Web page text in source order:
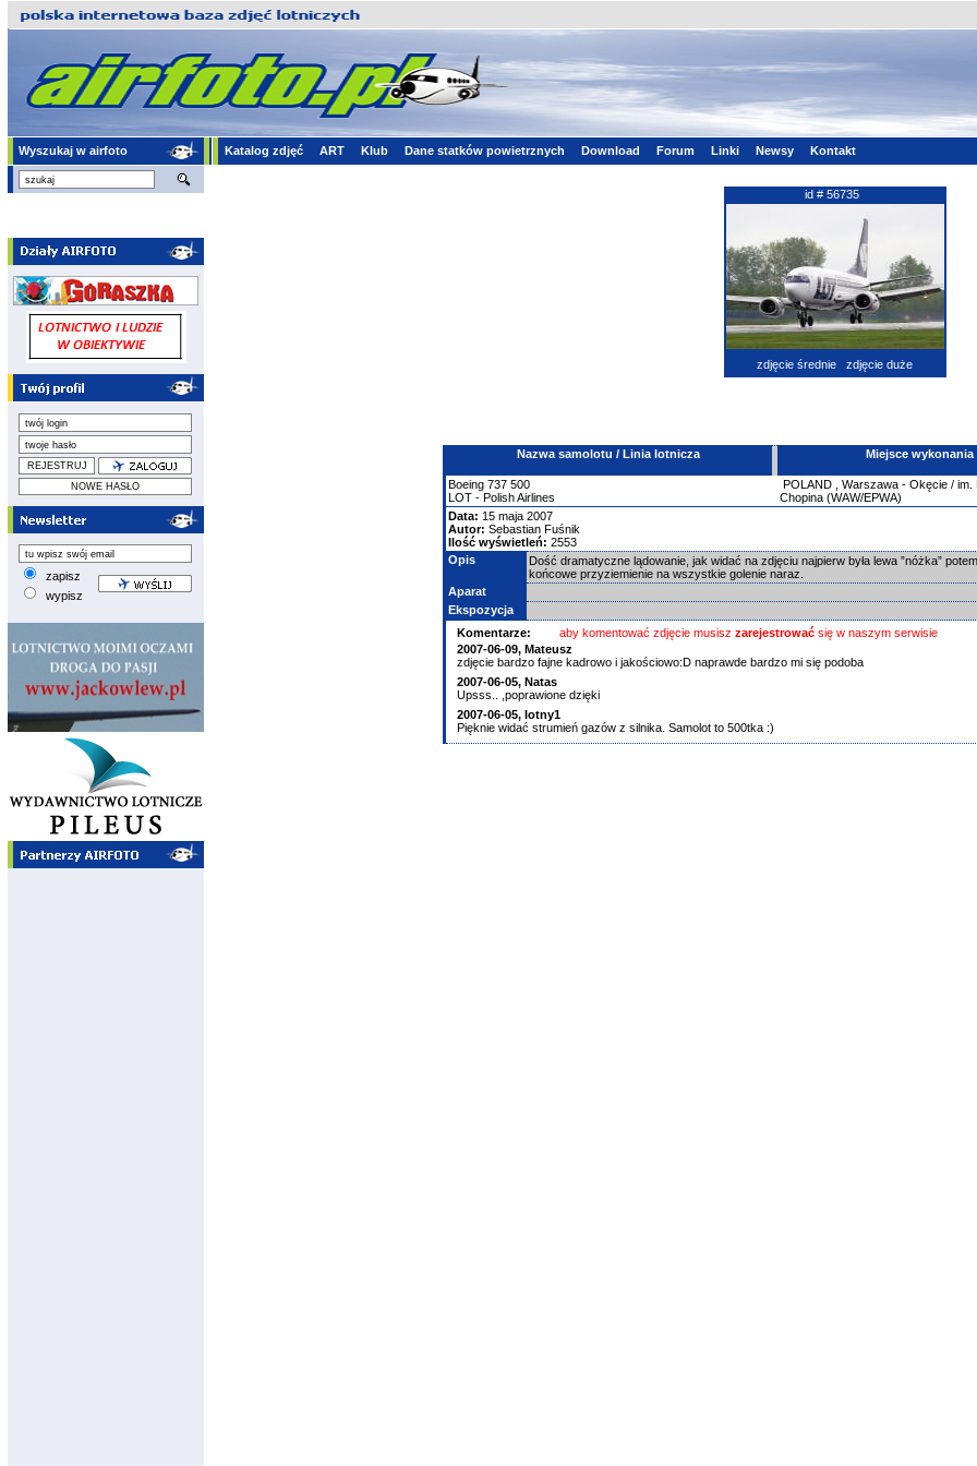
Wyszukaj w airfoto Katalog zdjęć ART Klub Dane statków powietrznych Download Forum Linki Newsy Kontakt
zapisz
wypisz
id # 56735
zdjęcie średnie zdjęcie duże
Nazwa samolotu / Linia lotnicza Miejsce wykonania
Boeing 737 500
LOT - Polish Airlines
POLAND, Warszawa - Okęcie / im.
Chopina (WAW/EPWA)
Data: 15 maja 2007
Autor: Sebastian Fuśnik
Ilość wyświetleń: 2553
Opis
Dość dramatyczne lądowanie, jak widać na zdjęciu najpierw była lewa ”nóżka”
końcowe przyziemienie na wszystkie golenie naraz.
Aparat
Ekspozycja
Komentarze:
aby komentować zdjęcie musisz zarejestrowaćsię w naszym serwisie
2007-06-09, Mateusz
zdjęcie bardzo fajne kadrowo i jakościowo:D naprawde bardzo mi się podoba
2007-06-05, Natas
Upsss.. ,poprawione dzięki
2007-06-05, lotny1
Pięknie widać strumień gazów z silnika. Samolot to 500tka :)